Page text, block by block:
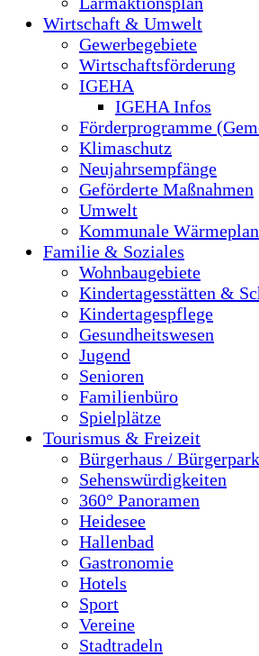
Wirtschaft & Umwelt
Gewerbegebiete
Wirtschaftsförderung
IGEHA
IGEHA Infos
Förderprogramme
Klimaschutz
Neujahrsempfänge
Geförderte Maßnahmen
Umwelt
Kommunale
Familie & Soziales
Wohnbaugebiete
Kindertagesstätten &
Kindertagespflege
Gesundheitswesen
Jugend
Senioren
Familienbüro
Spielplätze
Tourismus & Freizeit
Bürgerhaus / Bürgerpark
Sehenswürdigkeiten
360° Panoramen
Heidesee
Hallenbad
Gastronomie
Hotels
Sport
Vereine
Stadtradeln